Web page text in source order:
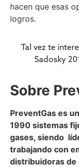
hacen que esas
logros.
Tal vez te
Sadosky
Sobre
PreventGas es
1990 sistemas
gases, siendo
trabajando con
distribuidoras de